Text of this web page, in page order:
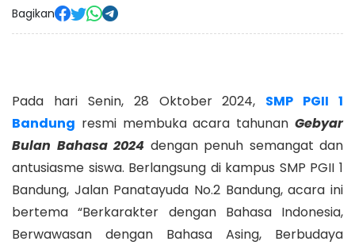
Bagikan
Pada hari Senin, 28 Oktober 2024, SMP PGII 1
Bandung resmi membuka acara tahunan Gebyar
Bulan Bahasa 2024 dengan penuh semangat dan
antusiasme siswa. Berlangsung di kampus SMP PGII 1
Bandung, Jalan Panatayuda No.2 Bandung, acara ini
bertema “Berkarakter dengan Bahasa Indonesia,
Berwawasan dengan Bahasa Asing, Berbudaya